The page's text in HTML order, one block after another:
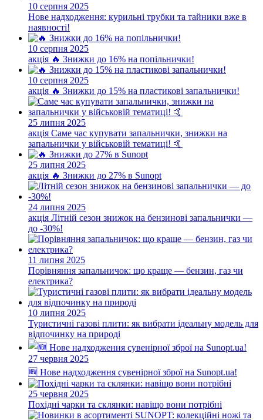
10 серпня 2025
Нове надходження: курильні трубки та тайники вже в
наявності!
10 серпня 2025
акція 🔥 Знижки до 16% на попільнички!
10 серпня 2025
акція 🔥 Знижки до 15% на пластикові запальнички!
25 липня 2025
акція Саме час купувати запальнички, знижки на
запальнички у військовій тематиці! 🤙
25 липня 2025
акція 🔥 Знижки до 27% в Sunopt
24 липня 2025
акція Літній сезон знижок на бензинові запальнички —
до -30%!
11 липня 2025
Порівняння запальничок: що краще — бензин, газ чи
електрика?
10 липня 2025
Туристичні газові плити: як вибрати ідеальну модель для
відпочинку на природі
27 червня 2025
🆕 Нове надходження сувенірної зброї на Sunopt.ua!
25 червня 2025
Похідні чарки та склянки: навіщо вони потрібні